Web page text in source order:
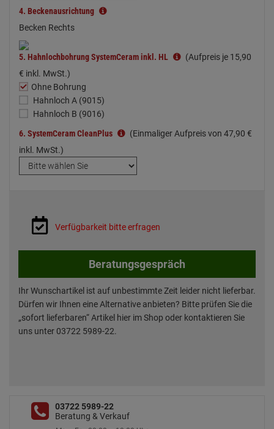
4. Beckenausrichtung
Becken Rechts
5. Hahnlochbohrung SystemCeram inkl. HL (Aufpreis je 15,90
€ inkl. MwSt.)
Ohne Bohrung
Hahnloch A (9015)
Hahnloch B (9016)
6. SystemCeram CleanPlus (Einmaliger Aufpreis von 47,90 €
inkl. MwSt.)
Verfügbarkeit bitte erfragen
Beratungsgespräch
Ihr Wunschartikel ist auf unbestimmte Zeit leider nicht lieferbar.
Dürfen wir Ihnen eine Alternative anbieten? Bitte prüfen Sie die
„sofort lieferbaren“ Artikel hier im Shop oder kontaktieren Sie
uns unter 03722 5989-22.
03722 5989-22
Beratung & Verkauf